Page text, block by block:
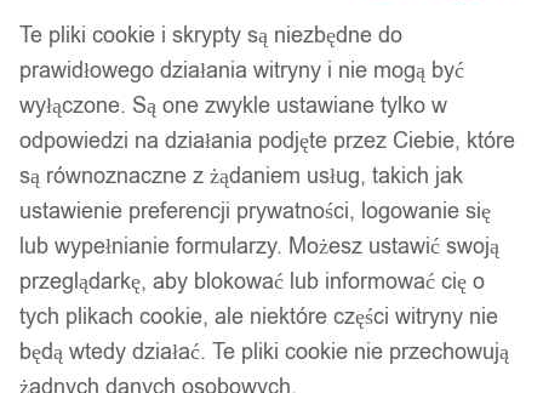
Te pliki cookie i skrypty są niezbędne do
prawidłowego działania witryny i nie mogą być
wyłączone. Są one zwykle ustawiane tylko w
odpowiedzi na działania podjęte przez Ciebie, które
są równoznaczne z żądaniem usług, takich jak
ustawienie preferencji prywatności, logowanie się
lub wypełnianie formularzy. Możesz ustawić swoją
przeglądarkę, aby blokować lub informować cię o
tych plikach cookie, ale niektóre części witryny nie
będą wtedy działać. Te pliki cookie nie przechowują